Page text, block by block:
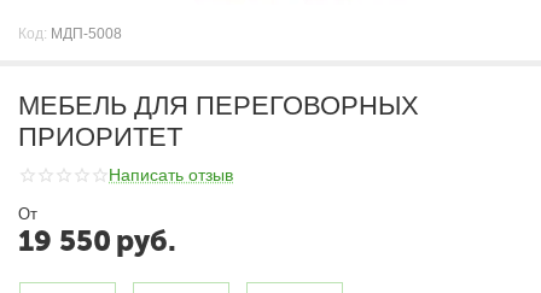
Код: МДП-5008
МЕБЕЛЬ ДЛЯ ПЕРЕГОВОРНЫХ
ПРИОРИТЕТ
Написать отзыв
От
19 550 руб.